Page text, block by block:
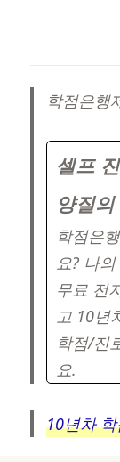
학점은행
셀프
양질
학점은
요? 나
무료 전
고 10년
학점/진
요.
10년차